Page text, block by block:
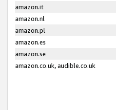
amazon.it
amazon.nl
amazon.pl
amazon.es
amazon.se
amazon.co.uk, audible.co.uk